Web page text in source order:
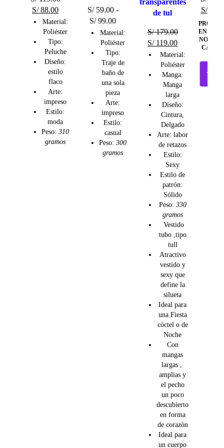
S/88.00
Material:
Poliéster
Tipo:
Peluche
Diseño:
estilo
flaco
Arte:
impreso
Estilo:
moda
Peso: 310
gramos
S/59.00 -
S/99.00
Material:
Poliéster
Tipo:
Traje de
baño de
una sola
pieza
Arte:
impreso
Estilo:
casual
Peso: 300
gramos
de tul
S/179.00
S/119.00
Material:
Poliéster
Manga:
Manga
larga
Diseño:
Cintura,
Delgado
Arte: labor
de retazos
Estilo:
Sexy
Estilo de
patrón:
Sólido
Peso: 330
gramos
Vestido
tubo ,tipo
tull
Atractivo
vestido y
sexy que
define la
silueta
Ideal para
una Fiesta
còctel o de
Noche
Con
mangas
largas ,
amplias y
el pecho
un poco
descubierto
en forma
de corazòn
Ideal para
un cuerpo
S/
EN
NO